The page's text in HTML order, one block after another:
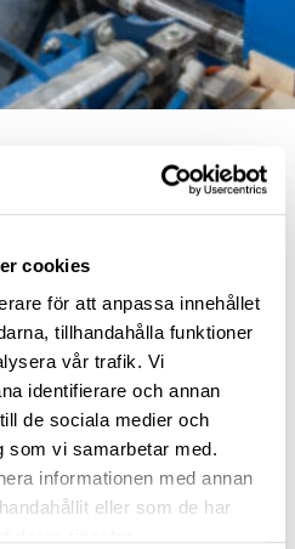
cookies
för att anpassa innehållet
tillhandahålla funktioner
vår trafik. Vi
identifierare och annan
de sociala medier och
som vi samarbetar med.
informationen med annan
eller som de har